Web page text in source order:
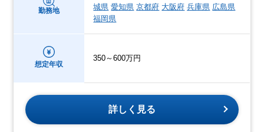
勤務地
城県 愛知県 京都府 大阪府 兵庫県 広島県
福岡県
想定年収
350～600万円
詳しく見る